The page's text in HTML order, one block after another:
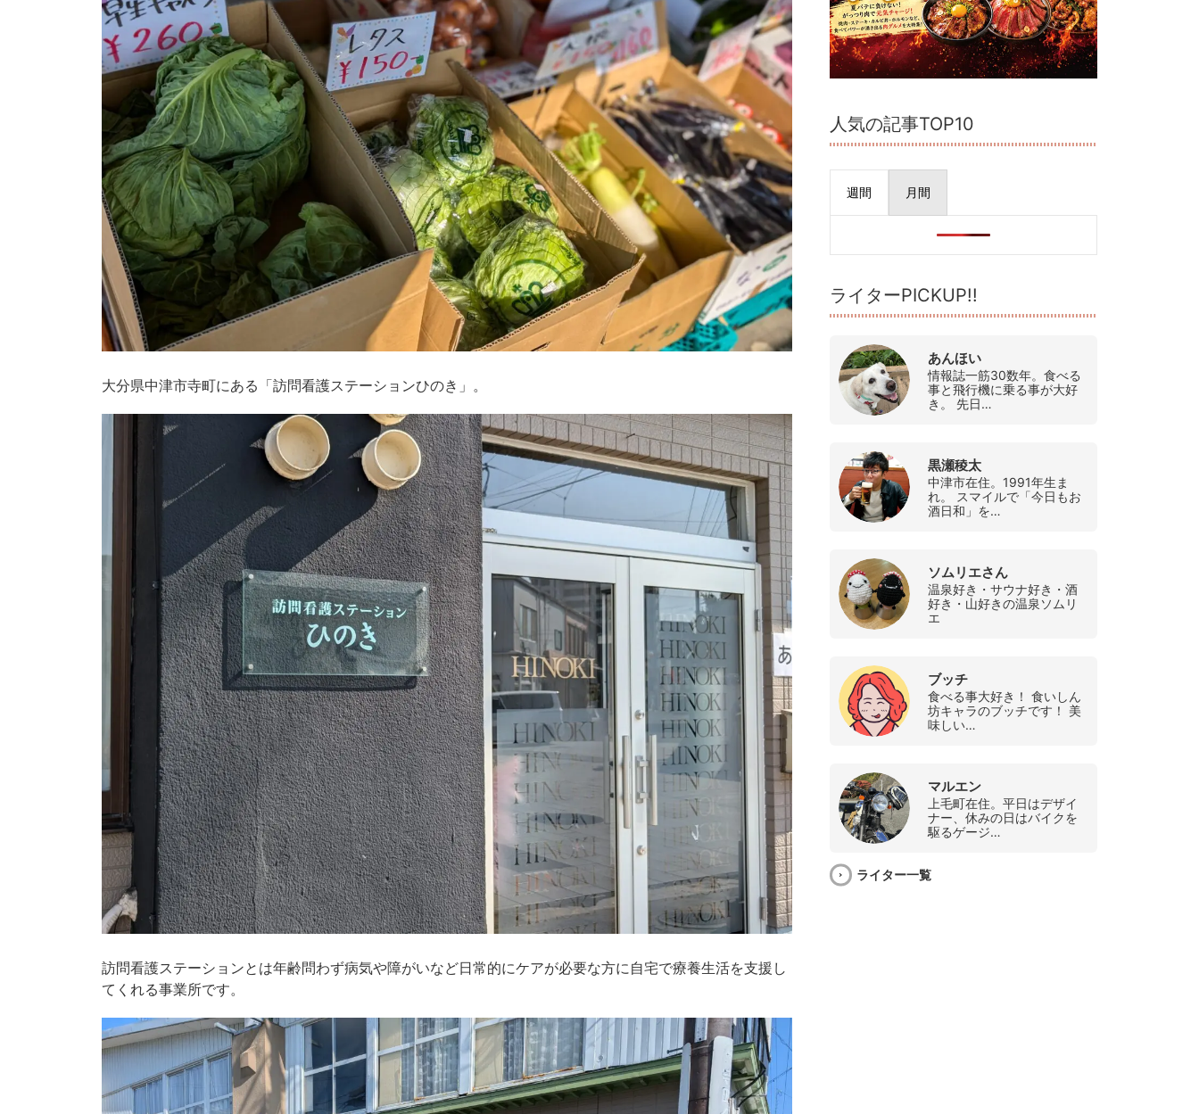
大分県中津市寺町にある「訪問看護ステーションひのき」。
訪問看護ステーションとは年齢問わず病気や障がいなど日常的にケアが必要な方に自宅で療養生活を支援し
てくれる事業所です。
人気の記事TOP10
週間 月間
ライターPICKUP!!
あんほい
情報誌一筋30数年。食べる
事と飛行機に乗る事が大好
き。 先日…
黒瀬稜太
中津市在住。1991年生ま
れ。 スマイルで「今日もお
酒日和」を…
ソムリエさん
温泉好き・サウナ好き・酒
好き・山好きの温泉ソムリ
エ
ブッチ
食べる事大好き！ 食いしん
坊キャラのブッチです！ 美
味しい…
マルエン
上毛町在住。平日はデザイ
ナー、休みの日はバイクを
駆るゲージ…
ライター一覧